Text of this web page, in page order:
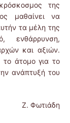
της
μαθαίνει να
τα μέλη της
ενθάρρυνση,
και αξιών.
το άτομο για το
ανάπτυξή του
Ζ. Φωτιάδη